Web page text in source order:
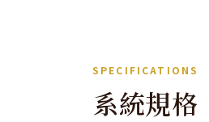
SPECIFICATIONS
系統規格